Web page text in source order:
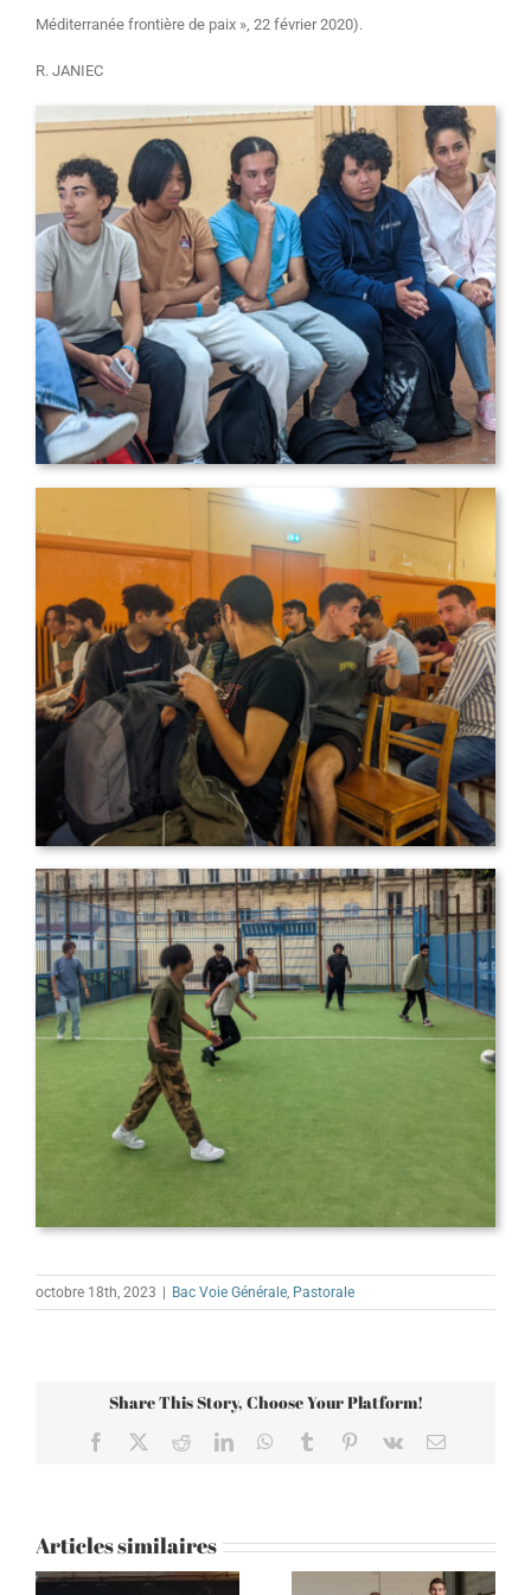
Méditerranée frontière de paix », 22 février 2020).
R. JANIEC
octobre 18th, 2023 Bac Voie Générale, Pastorale
Share This Story, Choose Your Platform!
Facebook RedditLinkedInWhatsApp
Tumblr Pinterest
Vk Email
Articles similaires